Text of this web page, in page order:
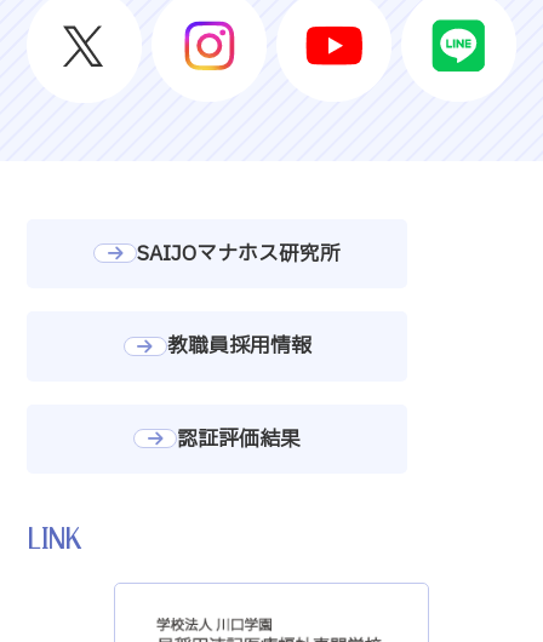
SAIJOマナホス研究所
教職員採用情報
認証評価結果
LINK